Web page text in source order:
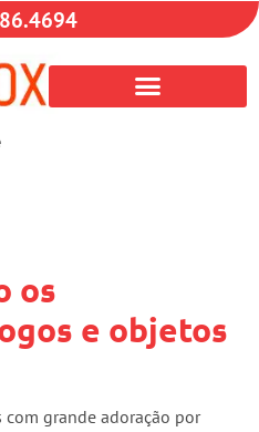
os
e objetos
com grande adoração por